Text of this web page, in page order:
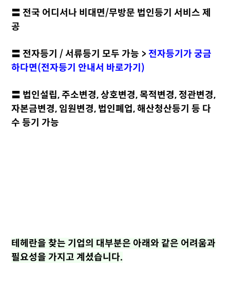
〓 전국 어디서나 비대면/무방문 법인등기 서비스 제
공
〓 전자등기 / 서류등기 모두 가능 >전자등기가 궁금
하다면(전자등기 안내서 바로가기 )
〓 법인설립, 주소변경, 상호변경, 목적변경, 정관변경,
자본금변경, 임원변경, 법인폐업, 해산청산등기 등 다
수 등기 가능
테헤란을 찾는 기업의 대부분은 아래와 같은 어려움과
필요성을 가지고 계셨습니다.